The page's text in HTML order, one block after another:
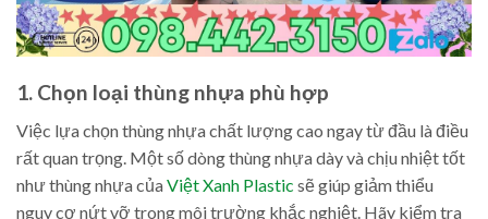
1. Chọn loại thùng nhựa phù hợp
Việc lựa chọn thùng nhựa chất lượng cao ngay từ đầu là điều
rất quan trọng. Một số dòng thùng nhựa dày và chịu nhiệt tốt
như thùng nhựa củaViệt Xanh Plastic sẽ giúp giảm thiểu
nguy cơ nứt vỡ trong môi trường khắc nghiệt. Hãy kiểm tra